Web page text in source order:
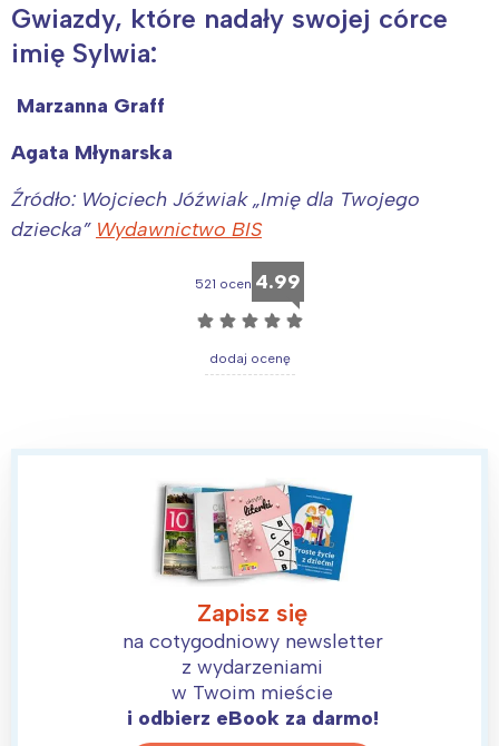
Gwiazdy, które nadały swojej córce
imię Sylwia:
Marzanna Graff
Agata Młynarska
Źródło: Wojciech Jóźwiak „Imię dla Twojego
dziecka” Wydawnictwo BIS
521 ocen 4.99
☆ ☆ ☆ ☆ ☆
dodaj ocenę
Zapisz się
na cotygodniowy newsletter
z wydarzeniami
w Twoim mieście
i odbierz eBook za darmo!
Interesują mnie wydarzenia z
tego regionu: